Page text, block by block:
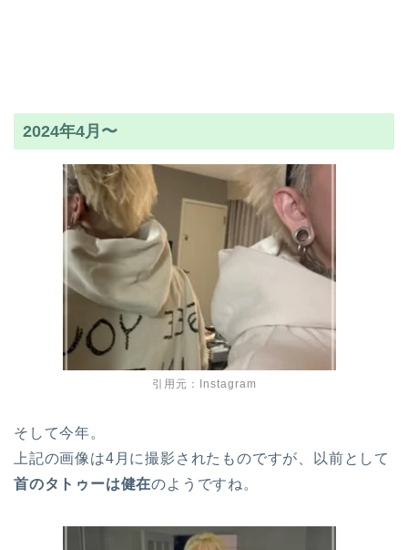
2024年4月〜
引用元：Instagram
そして今年。
上記の画像は4月に撮影されたものですが、以前として
首のタトゥーは健在のようですね。